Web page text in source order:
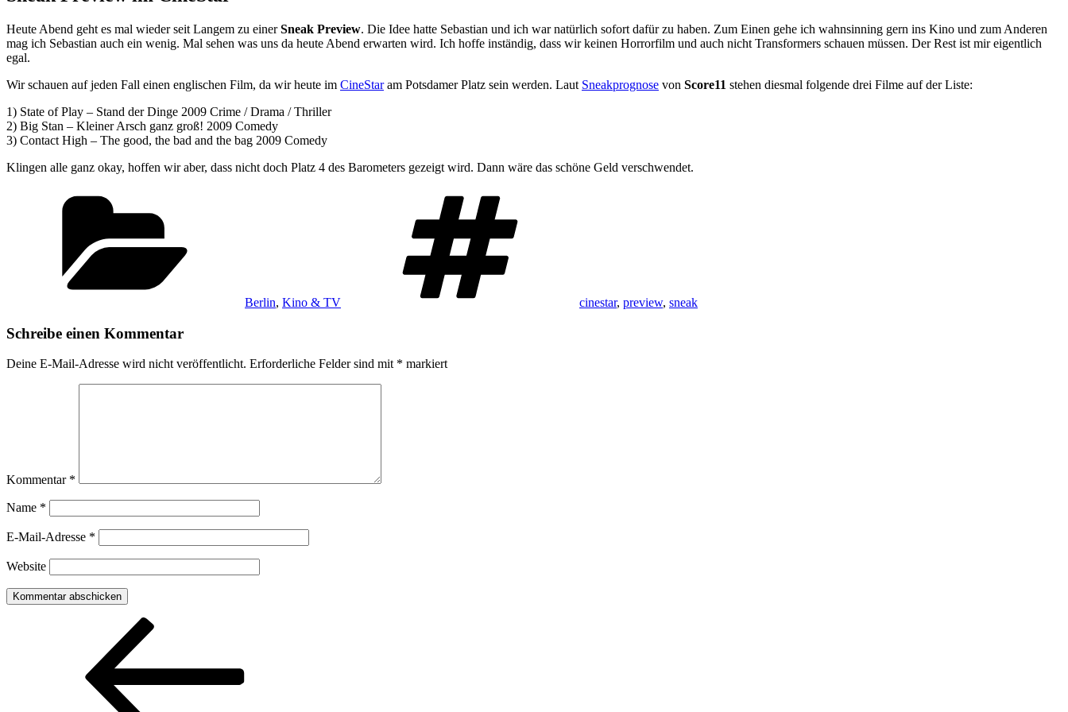
Heute Abend geht es mal wieder seit Langem zu einerSneak Preview. Die Idee hatte Sebastian und ich war natürlich sofort dafür zu haben. Zum Einen gehe ich wahnsinning gern ins Kino und zum Anderen
mag ich Sebastian auch ein wenig. Mal sehen was uns da heute Abend erwarten wird. Ich hoffe inständig, dass wir keinen Horrorfilm und auch nicht Transformers schauen müssen. Der Rest ist mir eigentlich
egal.
Wir schauen auf jeden Fall einen englischen Film, da wir heute im CineStaram Potsdamer Platz sein werden. Laut Sneakprognose von Score11 stehen diesmal folgende drei Filme auf der Liste:
1) State of Play – Stand der Dinge 2009 Crime / Drama / Thriller
2) Big Stan – Kleiner Arsch ganz groß! 2009 Comedy
3) Contact High – The good, the bad and the bag 2009 Comedy
Klingen alle ganz okay, hoffen wir aber, dass nicht doch Platz 4 des Barometers gezeigt wird. Dann wäre das schöne Geld verschwendet.
Berlin, Kino & TV cinestar, preview, sneak
Schreibe einen Kommentar
Deine E-Mail-Adresse wird nicht veröffentlicht. Erforderliche Felder sind mit * markiert
Kommentar *
Name *
E-Mail-Adresse *
Website
Beitragsnavigation